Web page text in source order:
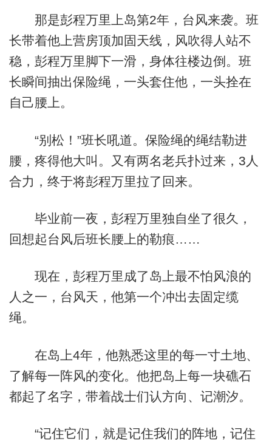
那是彭程万里上岛第2年，台风来袭。班
长带着他上营房顶加固天线，风吹得人站不
稳，彭程万里脚下一滑，身体往楼边倒。班
长瞬间抽出保险绳，一头套住他，一头拴在
自己腰上。
“别松！”班长吼道。保险绳的绳结勒进
腰，疼得他大叫。又有两名老兵扑过来，3人
合力，终于将彭程万里拉了回来。
毕业前一夜，彭程万里独自坐了很久，
回想起台风后班长腰上的勒痕……
现在，彭程万里成了岛上最不怕风浪的
人之一，台风天，他第一个冲出去固定缆
绳。
在岛上4年，他熟悉这里的每一寸土地、
了解每一阵风的变化。他把岛上每一块礁石
都起了名字，带着战士们认方向、记潮汐。
“记住它们，就是记住我们的阵地，记住